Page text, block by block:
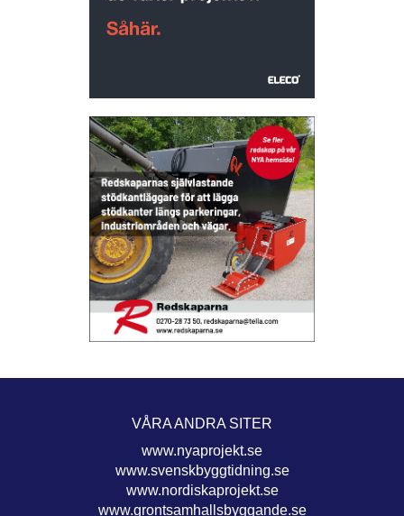
VÅRA ANDRA SITER
www.nyaprojekt.se
www.svenskbyggtidning.se
www.nordiskaprojekt.se
www.grontsamhallsbyggande.se